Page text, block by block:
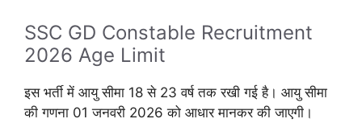
SSC GD Constable Recruitment
2026 Age Limit
इस भर्ती में आयु सीमा 18 से 23 वर्ष तक रखी गई है। आयु सीमा
की गणना 01 जनवरी 2026 को आधार मानकर की जाएगी।